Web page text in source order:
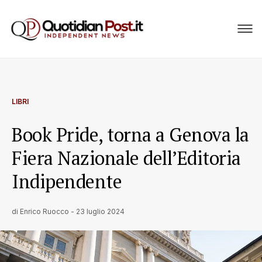
LIBRI
Book Pride, torna a Genova la
Fiera Nazionale dell’Editoria
Indipendente
di Enrico Ruocco - 23 luglio 2024